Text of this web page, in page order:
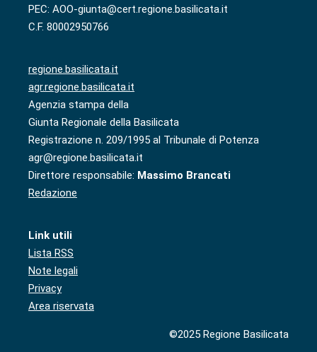
PEC: AOO-giunta@cert.regione.basilicata.it
C.F. 80002950766
regione.basilicata.it
agr.regione.basilicata.it
Agenzia stampa della
Giunta Regionale della Basilicata
Registrazione n. 209/1995 al Tribunale di Potenza
agr@regione.basilicata.it
Direttore responsabile: Massimo Brancati
Redazione
Link utili
Lista RSS
Note legali
Privacy
Area riservata
©2025 Regione Basilicata